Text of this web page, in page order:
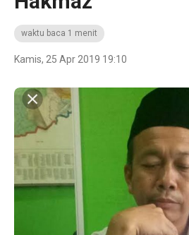
waktu baca 1 menit
Kamis, 25 Apr 2019 19:10